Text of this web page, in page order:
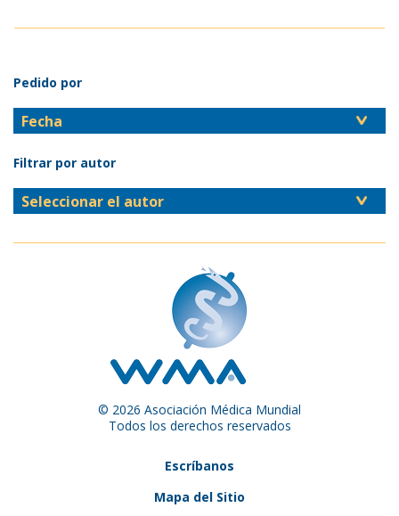
Pedido por
Filtrar por autor
© 2026 Asociación Médica Mundial
Todos los derechos reservados
Escríbanos
Mapa del Sitio